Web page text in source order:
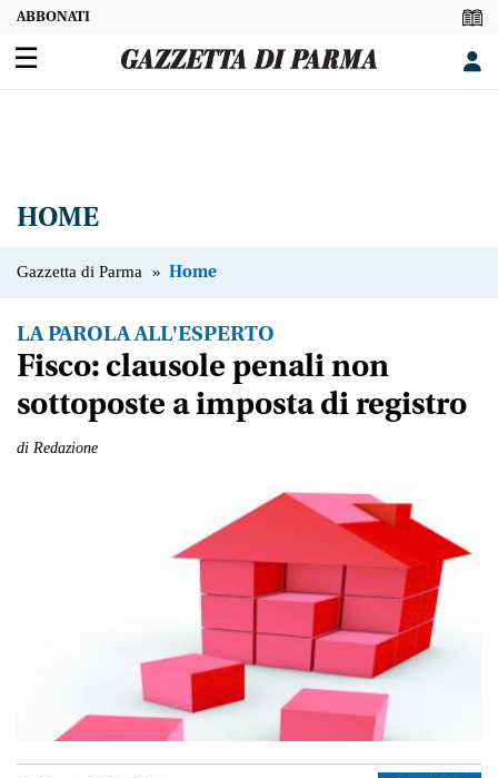
OFFERTA
DIGITALE
SEZIONI
RICEVI
☰
HOME
Gazzetta di Parma » Home
LA PAROLA ALL'ESPERTO
Fisco: clausole penali non
sottoposte a imposta di registro
di Redazione